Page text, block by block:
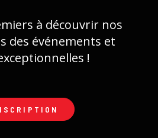
à découvrir nos
des événements et
!